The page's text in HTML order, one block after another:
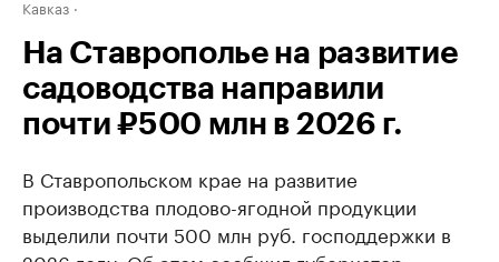
Кавказ
На Ставрополье на развитие
садоводства направили
почти ₽500 млн в 2026 г.
В Ставропольском крае на развитие
производства плодово-ягодной продукции
выделили почти 500 млн руб. господдержки в